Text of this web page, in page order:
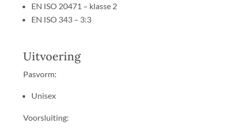
EN ISO 20471 – klasse 2
EN ISO 343 – 3:3
Uitvoering
Pasvorm:
Unisex
Voorsluiting: